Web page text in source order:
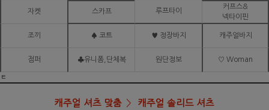
자켓 스카프 루프타이
커프스&
넥타이핀
조끼 ♠ 코트 ♥ 정장바지 캐주얼바지
점퍼 ♣유니폼,단체복 원단정보 ♡ Woman
ㅌ
캐주얼 셔츠 맞춤 캐주얼 솔리드 셔츠